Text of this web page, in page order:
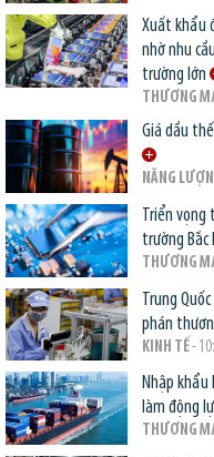
Xuất khẩu
nhờ nhu
trường lớn
THƯƠNG
Giá dầu
NĂNG
Triển vọng
trường Bắc
THƯƠNG
Trung
phán
KINH TẾ-
Nhập khẩu
làm động
THƯƠNG